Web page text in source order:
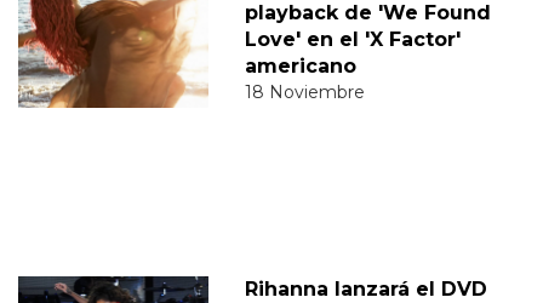
playback de 'We Found
Love' en el 'X Factor'
americano
18 Noviembre
Rihanna lanzará el DVD